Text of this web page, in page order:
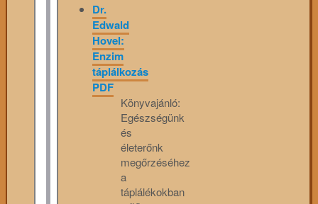
Dr.
Edwald
Hovel:
Enzim
táplálkozás
PDF
Könyvajánló:
Egészségünk
és
életerőnk
megőrzéséhez
a
táplálékokban